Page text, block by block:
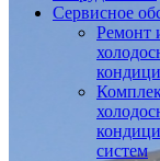
Сервисное
Ремонт
систем